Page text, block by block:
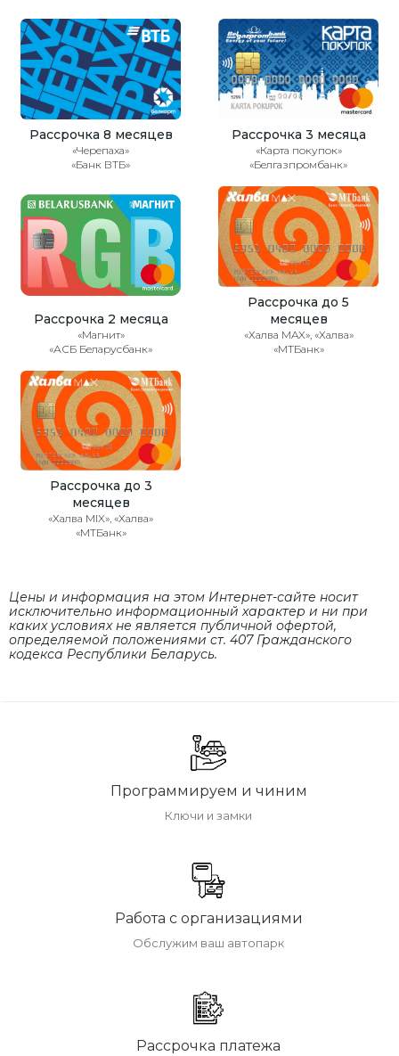
Рассрочка 8 месяцев
«Черепаха»
«Банк ВТБ»
Рассрочка 3 месяца
«Карта покупок»
«Белгазпромбанк»
Рассрочка 2 месяца
«Магнит»
«АСБ Беларусбанк»
Рассрочка до 5
месяцев
«Халва MAX», «Халва»
«МТБанк»
Рассрочка до 3
месяцев
«Халва MIX», «Халва»
«МТБанк»
Цены и информация на этом Интернет-сайте носит
исключительно информационный характер и ни при
каких условиях не является публичной офертой,
определяемой положениями cт. 407 Гражданского
кодекса Республики Беларусь.
Программируем и чиним
Ключи и замки
Работа с организациями
Обслужим ваш автопарк
Рассрочка платежа